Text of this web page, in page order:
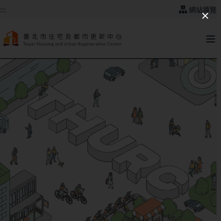
跳到主要內容
::: 網站導覽
:::